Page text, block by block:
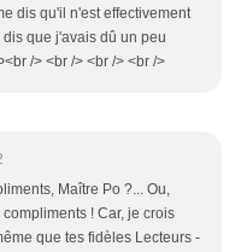
dis qu'il n'est effectivement
que j'avais dû un peu
/> <br /> <br /> <br />
Maître Po ?... Ou,
! Car, je crois
que tes fidèles Lecteurs -